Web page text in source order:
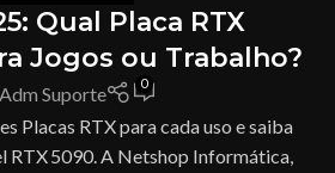
Qual Placa RTX
Jogos ou Trabalho?
Suporte 0
Placas RTX para cada uso e saiba
RTX 5090. A Netshop Informática,